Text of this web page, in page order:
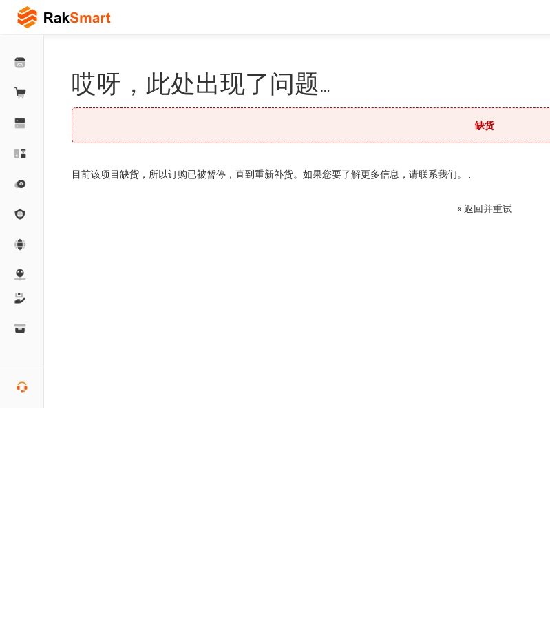
哎呀，此处出现了问题…
缺货
目前该项目缺货，所以订购已被暂停，直到重新补货。如果您要了解更多信息，请联系我们。 .
« 返回并重试